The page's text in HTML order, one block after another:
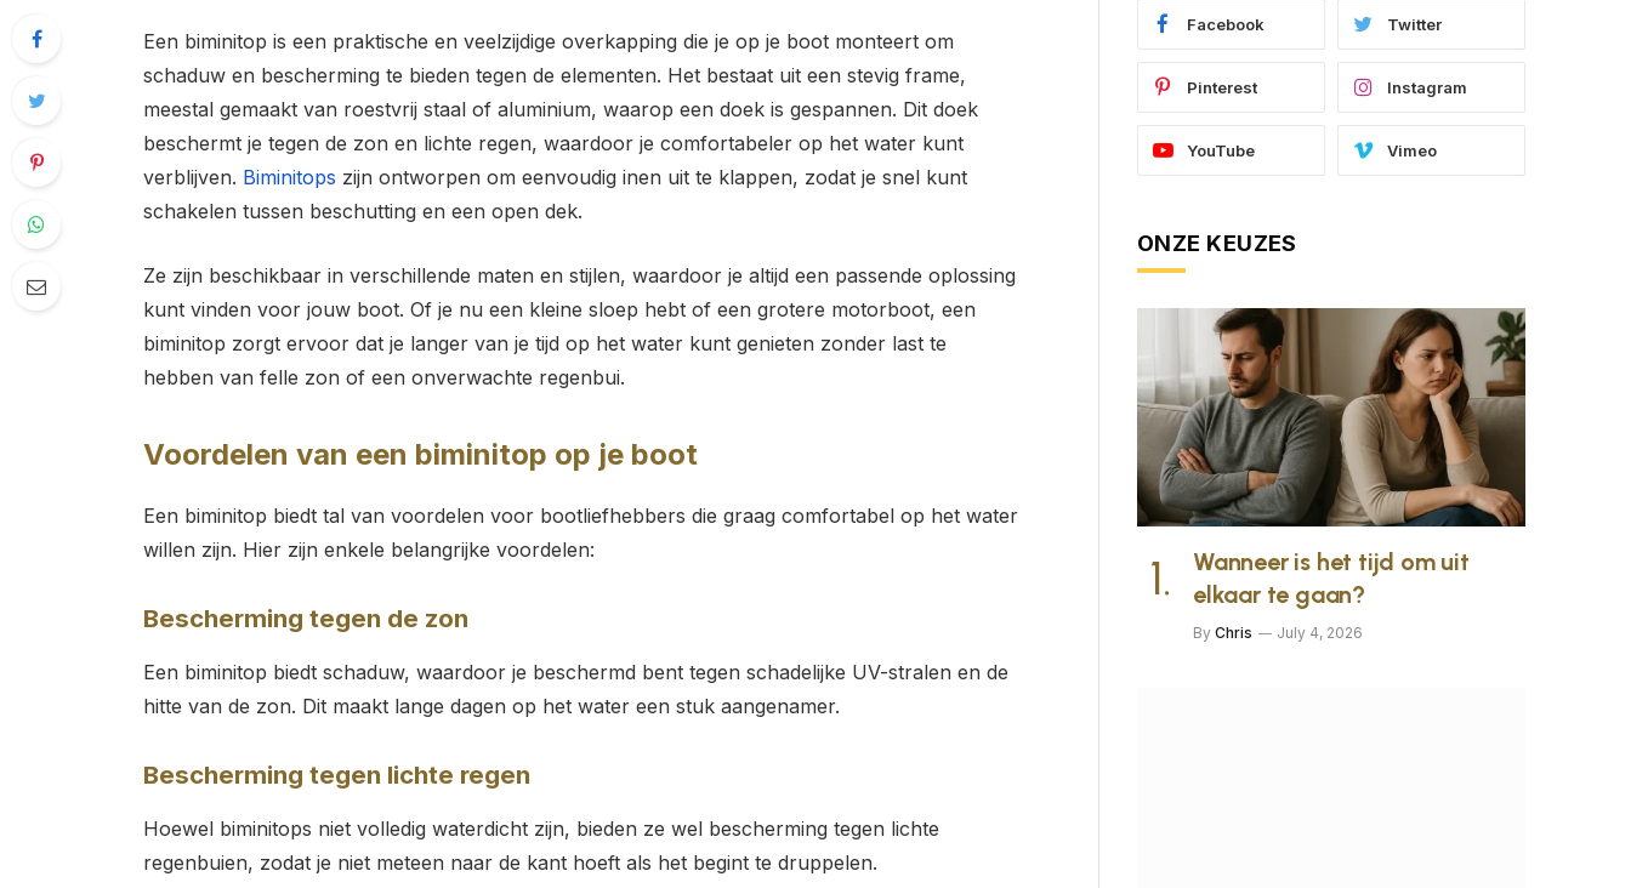
Een biminitop is een praktische en veelzijdige overkapping die je op je boot monteert om
schaduw en bescherming te bieden tegen de elementen. Het bestaat uit een stevig frame,
meestal gemaakt van roestvrij staal of aluminium, waarop een doek is gespannen. Dit doek
beschermt je tegen de zon en lichte regen, waardoor je comfortabeler op het water kunt
verblijven. Biminitops zijn ontworpen om eenvoudig inen uit te klappen, zodat je snel kunt
schakelen tussen beschutting en een open dek.
Ze zijn beschikbaar in verschillende maten en stijlen, waardoor je altijd een passende oplossing
kunt vinden voor jouw boot. Of je nu een kleine sloep hebt of een grotere motorboot, een
biminitop zorgt ervoor dat je langer van je tijd op het water kunt genieten zonder last te
hebben van felle zon of een onverwachte regenbui.
Voordelen van een biminitop op je boot
Een biminitop biedt tal van voordelen voor bootliefhebbers die graag comfortabel op het water
willen zijn. Hier zijn enkele belangrijke voordelen:
Bescherming tegen de zon
Een biminitop biedt schaduw, waardoor je beschermd bent tegen schadelijke UV-stralen en de
hitte van de zon. Dit maakt lange dagen op het water een stuk aangenamer.
Bescherming tegen lichte regen
Hoewel biminitops niet volledig waterdicht zijn, bieden ze wel bescherming tegen lichte
regenbuien, zodat je niet meteen naar de kant hoeft als het begint te druppelen.
Facebook Twitter
Pinterest Instagram
YouTube Vimeo
ONZE KEUZES
Wanneer is het tijd om uit
elkaar te gaan?
By Chris July 4, 2026